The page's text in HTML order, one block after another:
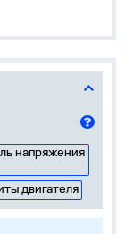
напряжения
двигателя